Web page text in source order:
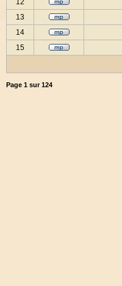
12
13
14
15
Page 1 sur124